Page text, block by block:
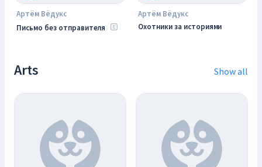
Артём Вёдукс
Письмо без отправителя
Артём Вёдукс
Охотники за историями
Arts Show all